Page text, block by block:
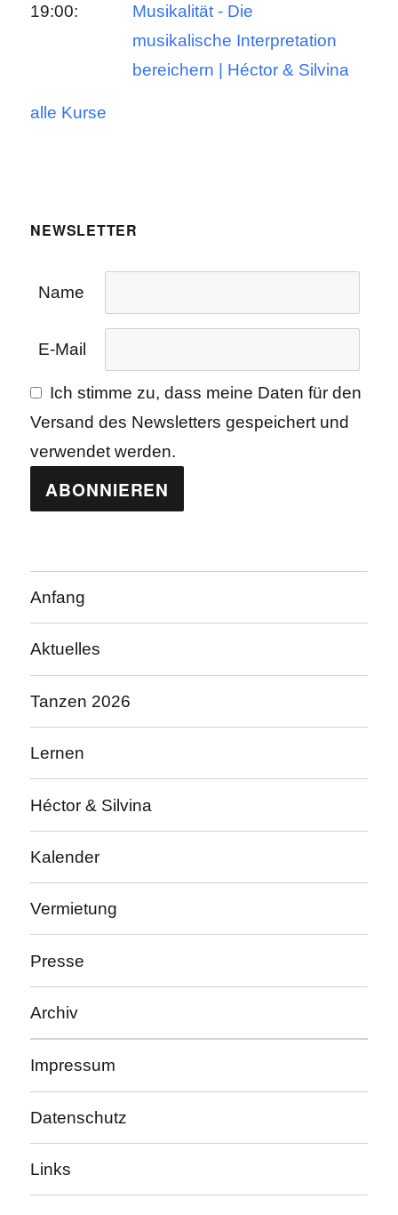
19:00:
Musikalität - Die
musikalische Interpretation
bereichern | Héctor & Silvina
alle Kurse
NEWSLETTER
Name
E-Mail
Ich stimme zu, dass meine Daten für den
Versand des Newsletters gespeichert und
verwendet werden.
Anfang
Aktuelles
Tanzen 2026
Lernen
Héctor & Silvina
Kalender
Vermietung
Presse
Archiv
Impressum
Datenschutz
Links